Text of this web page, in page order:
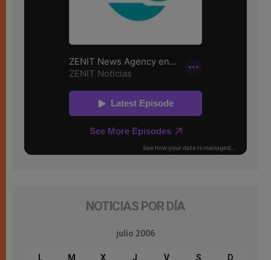
NOTICIAS POR DÍA
julio 2006
L M X J V S D